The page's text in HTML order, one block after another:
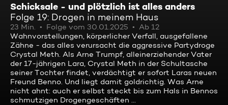
Schicksale - und plötzlich ist alles anders
Folge 19: Drogen in meinem Haus
23 Min. Folge vom 30.01.2025
Ab 12
Wahnvorstellungen, körperlicher Verfall, ausgefallene
Zähne - das alles verursacht die aggressive Partydroge
Crystal Meth. Als Arne Trumpf, alleinerziehender Vater
der 17-jährigen Lara, Crystal Meth in der Schultasche
seiner Tochter findet, verdächtigt er sofort Laras neuen
Freund Benno. Und liegt damit goldrichtig. Was Arne
nicht ahnt: auch er selbst steckt bis zum Hals in Bennos
schmutzigen Drogengeschäften ...